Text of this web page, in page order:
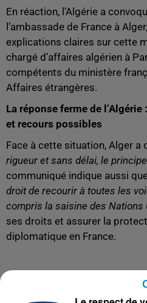
En réaction, l’Algérie a
l’ambassade de France à
explications claires sur cette
chargé d’affaires algérien à
compétents du ministère
Affaires étrangères.
La réponse ferme de
et recours possibles
Face à cette situation, Alger a
rigueur et sans délai, le
communiqué indique aussi que
droit de recourir à toutes les
compris la saisine des Nations
ses droits et assurer la
diplomatique en France.